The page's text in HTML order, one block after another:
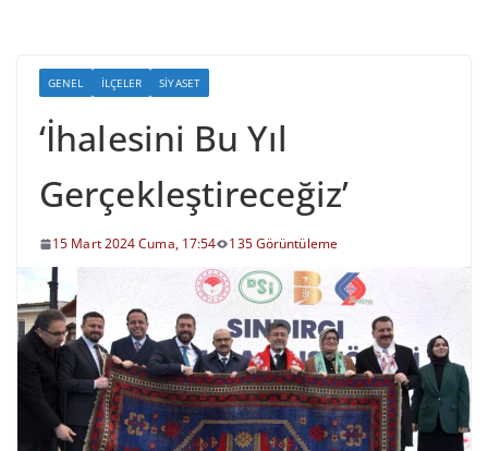
GENEL İLÇELER SIYASET
‘İhalesini Bu Yıl
Gerçekleştireceğiz’
15 Mart 2024 Cuma, 17:54 135 Görüntüleme